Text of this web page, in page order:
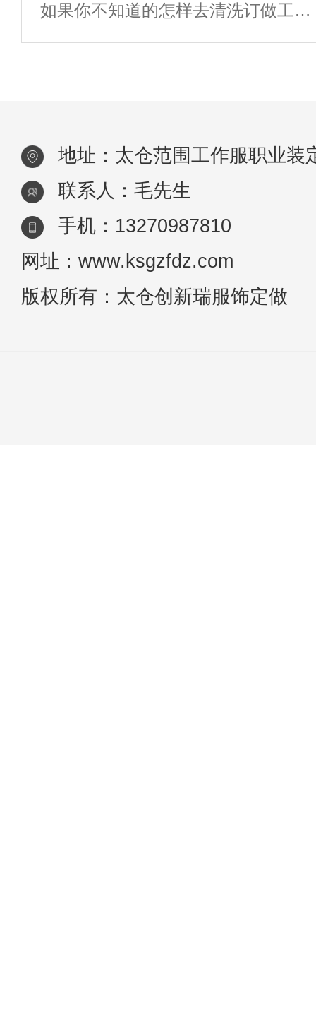
前都须统一着装，现在很多企业也是
如此，都有统一的工作服，就连超
如果你不知道的怎样去清洗订做工作
服的清洗及处理方法的话，在上班生
喝咖啡的习
地址：太仓范围工作服职业装
联系人：毛先生
手机：13270987810
网址：www.ksgzfdz.com
版权所有：太仓创新瑞服饰定做